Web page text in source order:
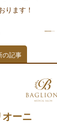
ります！
の記事
オーニ